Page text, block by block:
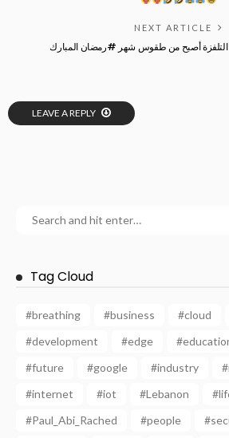
NEXT ARTICLE
LEAVE A REPLY
Tag Cloud
#breathing #business #cloud
#development
#edge
#future
#google #industry
#internet
#iot #Lebanon
#Paul_Abi_Rached
#people